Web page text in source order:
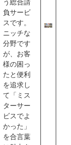
う総合請
負サービ
スです。
ニッチな
分野です
が、お客
様の困っ
たと便利
を追求し
て「ミス
ターサー
ビスでよ
かった」
を合言葉